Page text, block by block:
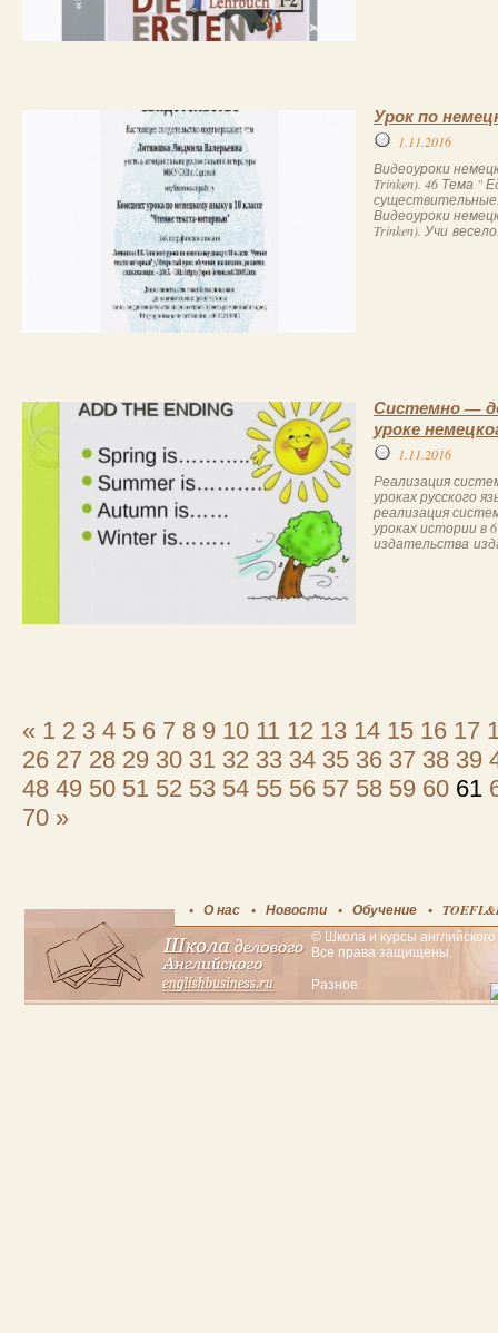
Урок по
1.11.2016
Видеоуроки
Trinken). 46 Тема "
Видеоуроки
Trinken). Учи
Системно —
уроке
1.11.2016
Реализация
уроках русского
реализация
уроках истории в
издательства
« 1 2 3 4 5 6 7 8 9 10 11 12 13 14 15 16 17
26 27 28 29 30 31 32 33 34 35 36 37 38 39
48 49 50 51 52 53 54 55 56 57 58 59 60 61
70 »
О нас Новости Обучение
© Школа и курсы
Все права защищены.
Разное